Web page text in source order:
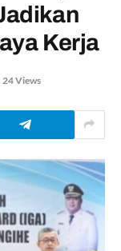
Kerja
24Views